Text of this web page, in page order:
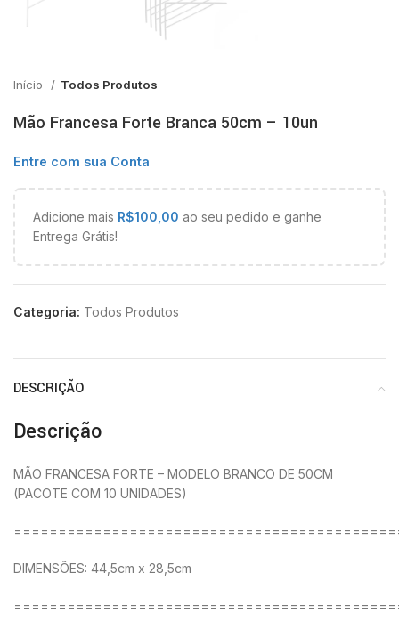
Início Todos Produtos
Mão Francesa Forte Branca 50cm – 10un
Entre com sua Conta
Adicione mais R$100,00 ao seu pedido e ganhe
Entrega Grátis!
Categoria: Todos Produtos
DESCRIÇÃO
Descrição
MÃO FRANCESA FORTE – MODELO BRANCO DE 50CM
(PACOTE COM 10 UNIDADES)
DIMENSÕES: 44,5cm x 28,5cm